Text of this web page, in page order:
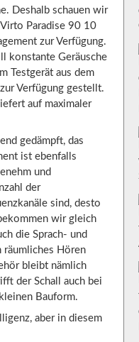
Deshalb schauen wir
Paradise 90 10
zur Verfügung.
konstante Geräusche
Testgerät aus dem
Verfügung gestellt.
auf maximaler
gedämpft, das
ist ebenfalls
und
der
sind, desto
wir gleich
die Sprach- und
räumliches Hören
bleibt nämlich
der Schall auch bei
Bauform.
aber in diesem